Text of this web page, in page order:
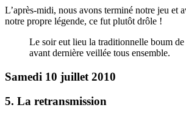
L’après-midi, nous avons terminé notre jeu et
notre propre légende, ce fut plutôt drôle !
Le soir eut lieu la traditionnelle boum de
avant dernière veillée tous ensemble.
Samedi 10 juillet 2010
5. La retransmission